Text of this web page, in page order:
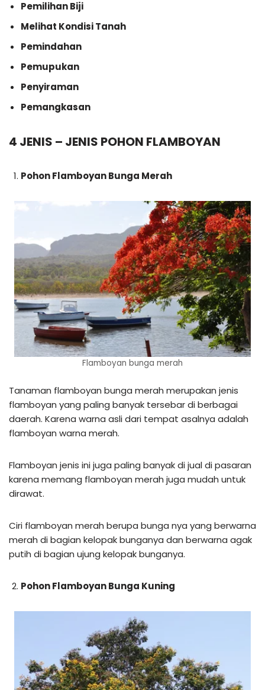
Pemilihan Biji
Melihat Kondisi Tanah
Pemindahan
Pemupukan
Penyiraman
Pemangkasan
4 JENIS – JENIS POHON FLAMBOYAN
Pohon Flamboyan Bunga Merah
Flamboyan bunga merah
Tanaman flamboyan bunga merah merupakan jenis
flamboyan yang paling banyak tersebar di berbagai
daerah. Karena warna asli dari tempat asalnya adalah
flamboyan warna merah.
Flamboyan jenis ini juga paling banyak di jual di pasaran
karena memang flamboyan merah juga mudah untuk
dirawat.
Ciri flamboyan merah berupa bunga nya yang berwarna
merah di bagian kelopak bunganya dan berwarna agak
putih di bagian ujung kelopak bunganya.
Pohon Flamboyan Bunga Kuning